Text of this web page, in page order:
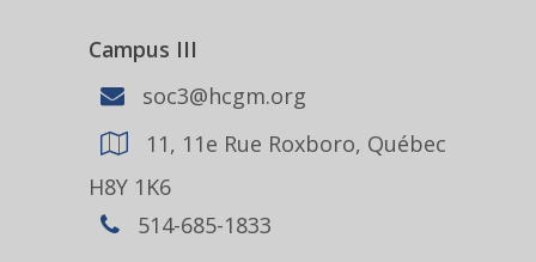
Campus III
soc3@hcgm.org
11, 11e Rue Roxboro, Québec
H8Y 1K6
514-685-1833